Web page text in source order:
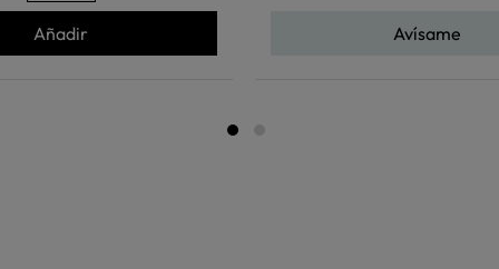
Añadir Avísame